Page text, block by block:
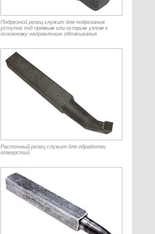
Подрезной резец служит для подрезания
уступов под прямым или острым углом к
основному направлению обтачивания
Расточный резец служит для обработки
отверстий